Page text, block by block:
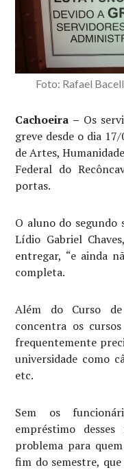
Foto: Rafael
Cachoeira – Os
greve desde o dia
de Artes,
Federal do
portas.
O aluno do segundo
Lídio Gabriel
entregar, “e ainda
completa.
Além do Curso
concentra os
frequentemente
universidade como
etc.
Sem os
empréstimo
problema para
fim do semestre,